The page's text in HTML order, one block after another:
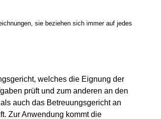
sie beziehen sich immer auf jedes
welches die Eignung der
prüft und zum anderen an den
auch das Betreuungsgericht an
Zur Anwendung kommt die